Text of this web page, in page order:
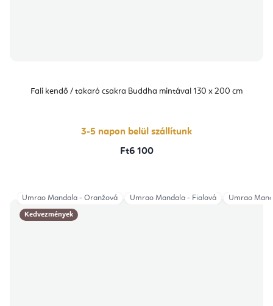
Fali kendő / takaró csakra Buddha mintával 130 x 200 cm
3-5 napon belül szállítunk
Ft6 100
Kedvezmények
Umrao Mandala - Oranžová Umrao Mandala - Fialová Umrao